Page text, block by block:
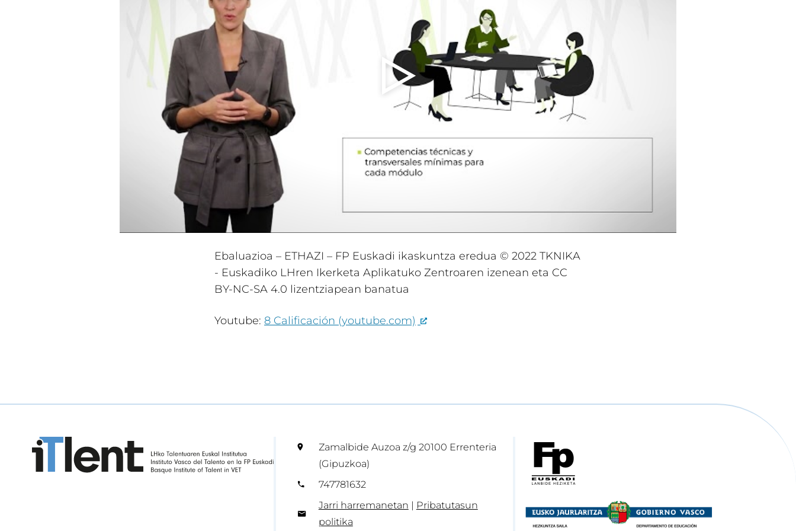
Ebaluazioa – ETHAZI – FP Euskadi ikaskuntza eredua © 2022 TKNIKA
- Euskadiko LHren Ikerketa Aplikatuko Zentroaren izenean eta CC
BY-NC-SA 4.0 lizentziapean banatua
Youtube: 8 Calificación (youtube.com)
Zamalbide Auzoa z/g 20100 Errenteria
(Gipuzkoa)
747781632
Jarri harremanetan | Pribatutasun
politika